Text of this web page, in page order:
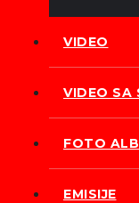
VIDEO
VIDEO SA
FOTO
EMISIJE